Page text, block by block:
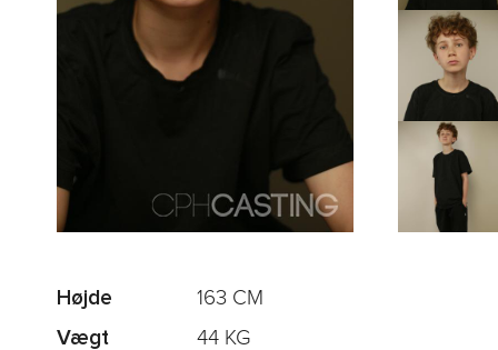
Højde 163 CM
Vægt 44 KG